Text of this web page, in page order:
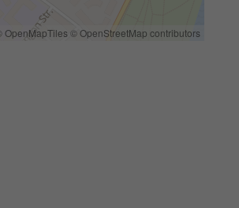
OpenMapTiles © OpenStreetMap contributors